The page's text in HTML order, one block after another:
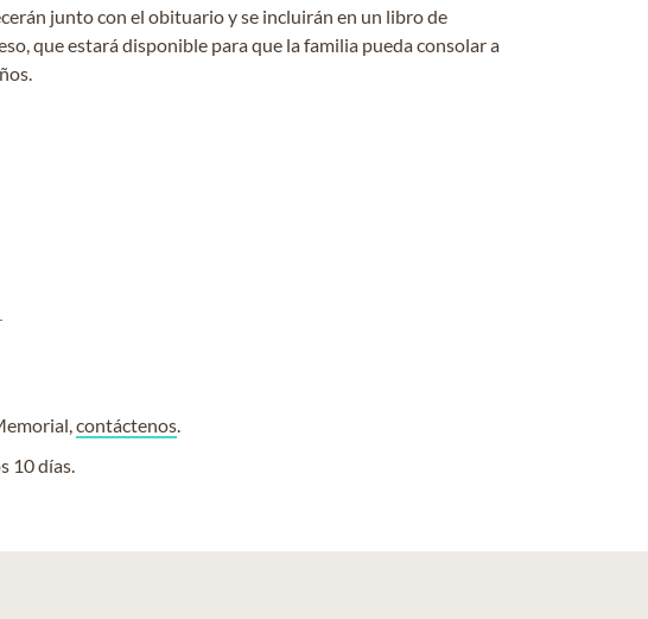
junto con el obituario y se incluirán en un libro de
que estará disponible para que la familia pueda consolar a
contáctenos.
10 días.